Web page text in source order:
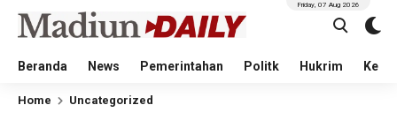
Beranda News Pemerintahan Politk Hukrim
Friday, 07 Aug 2026
Home Uncategorized